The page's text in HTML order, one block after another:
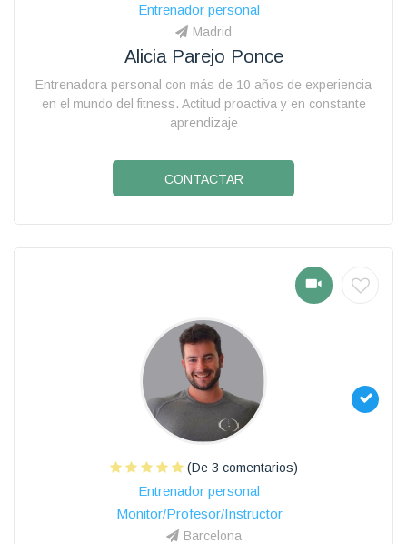
Entrenador personal
Madrid
Alicia Parejo Ponce
Entrenadora personal con más de 10 años de experiencia
en el mundo del fitness. Actitud proactiva y en constante
aprendizaje
CONTACTAR
(De 3 comentarios)
Entrenador personal
Monitor/Profesor/Instructor
Barcelona